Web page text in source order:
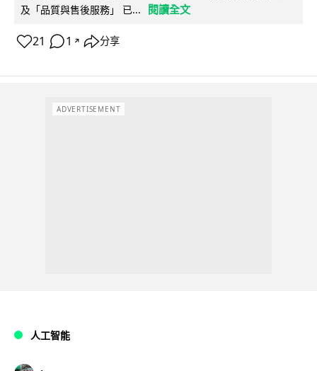
及「品質與售後服務」 已...
閱讀全文
21 1 ↗ 分享
ADVERTISEMENT
人工智能